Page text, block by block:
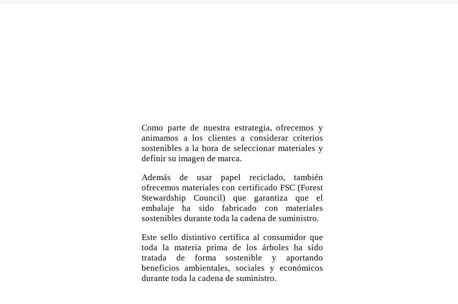
Como parte de nuestra estrategia, ofrecemos y
animamos a los clientes a considerar criterios
sostenibles a la hora de seleccionar materiales y
definir su imagen de marca.
Además de usar papel reciclado, también
ofrecemos materiales con certificado FSC (Forest
Stewardship Council) que garantiza que el
embalaje ha sido fabricado con materiales
sostenibles durante toda la cadena de suministro.
Este sello distintivo certifica al consumidor que
toda la materia prima de los árboles ha sido
tratada de forma sostenible y aportando
beneficios ambientales, sociales y económicos
durante toda la cadena de suministro.